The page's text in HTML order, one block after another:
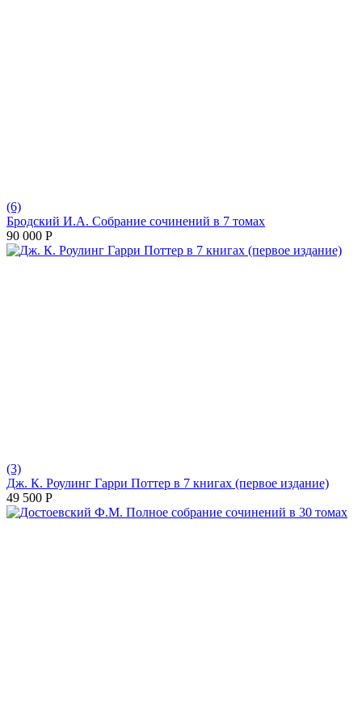
(6)
Бродский И.А. Собрание сочинений в 7 томах
90 000 Р
(3)
Дж. К. Роулинг Гарри Поттер в 7 книгах (первое издание)
49 500 Р